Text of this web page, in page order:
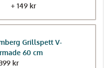
+ 149 kr
Grillspett V-
60 cm
kr